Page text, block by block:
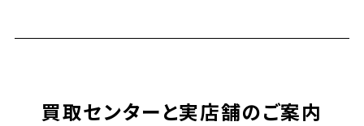
買取センターと実店舗のご案内